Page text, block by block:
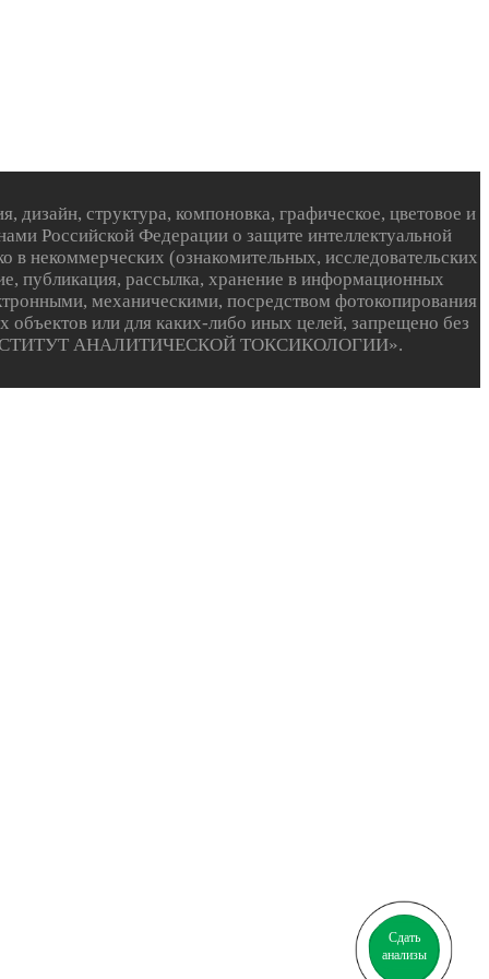
Сдать
анализы
структура, компоновка, графическое, цветовое и
Российской Федерации о защите интеллектуальной
некоммерческих (ознакомительных, исследовательских
публикация, рассылка, хранение в информационных
механическими, посредством фотокопирования
или для каких-либо иных целей, запрещено без
«ИНСТИТУТ АНАЛИТИЧЕСКОЙ ТОКСИКОЛОГИИ».